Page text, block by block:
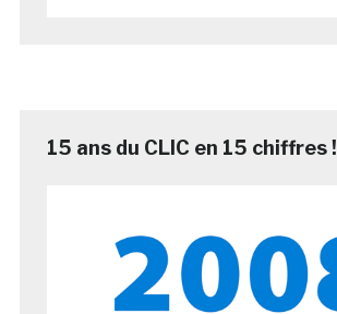
15 ans du CLIC en 15 chiffres !